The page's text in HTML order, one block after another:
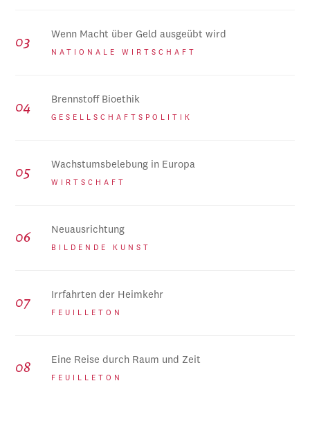
Wenn Macht über Geld ausgeübt wird
NATIONALE WIRTSCHAFT
Brennstoff Bioethik
GESELLSCHAFTSPOLITIK
Wachstumsbelebung in Europa
WIRTSCHAFT
Neuausrichtung
BILDENDE KUNST
Irrfahrten der Heimkehr
FEUILLETON
Eine Reise durch Raum und Zeit
FEUILLETON